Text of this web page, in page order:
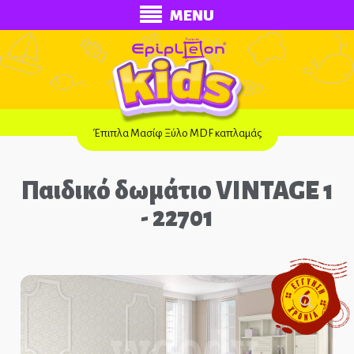
MENU
Ολοκληρωμένα Δωμάτια
Παιδικά Κρεβάτια
Παιδικές Κουκέτες
Έπιπλα Μασίφ Ξύλο MDF καπλαμάς
Παιδικό δωμάτιο VINTAGE 1
- 22701